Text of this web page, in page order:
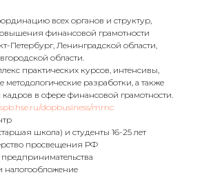
всех органов и структур,
финансовой грамотности
Петербург, Ленинградской области,
области.
практических курсов, интенсивы,
методологические разработки, а также
в сфере финансовой грамотности.
dopbusiness/mmc
школа) и студенты 16-25 лет
просвещения РФ
налогообложение